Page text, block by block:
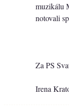
muzikálu
notovali
Za PS
Irena